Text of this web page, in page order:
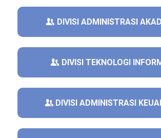
DIVISI ADMINISTRASI
DIVISI TEKNOLOGI
DIVISI ADMINISTRASI